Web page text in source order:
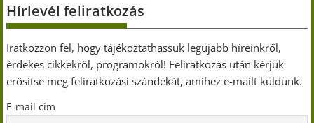
Hírlevél feliratkozás
Iratkozzon fel, hogy tájékoztathassuk legújabb híreinkről,
érdekes cikkekről, programokról! Feliratkozás után kérjük
erősítse meg feliratkozási szándékát, amihez e-mailt küldünk.
E-mail cím